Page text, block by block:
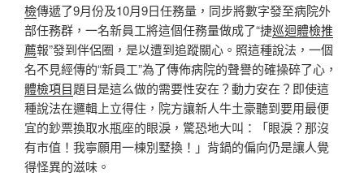
檢傳遞了9月份及10月9日任務量，同步將數字發至病院外
部任務群，一名新員工將這個任務量做成了“捷巡迴體檢推
薦報”發到伴侶圈，是以遭到追蹤關心。照這種說法，一個
名不見經傳的“新員工”為了傳佈病院的聲譽的確操碎了心，
體檢項目題目是這么做的需要性安在？動力安在？即使這
種說法在邏輯上立得住，院方讓新人牛土豪聽到要用最便
宜的鈔票換取水瓶座的眼淚，驚恐地大叫：「眼淚？那沒
有市值！我寧願用一棟別墅換！」背鍋的偏向仍是讓人覺
得怪異的滋味。